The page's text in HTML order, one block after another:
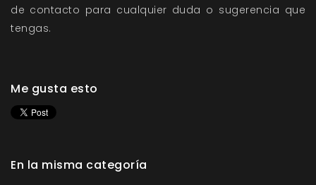
de contacto para cualquier duda o sugerencia que
tengas.
Me gusta esto
En la misma categoría